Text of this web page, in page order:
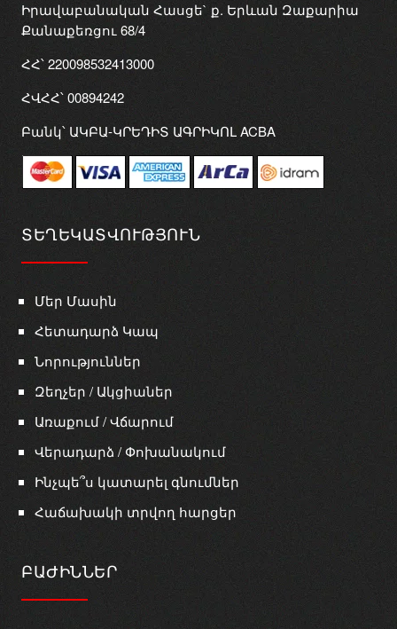
Իրավաբանական Հասցե` ք. Երևան Զաքարիա
Քանաքեռցու 68/4
ՀՀ՝ 220098532413000
ՀՎՀՀ՝ 00894242
Բանկ՝ ԱԿԲԱ-ԿՐԵԴԻՏ ԱԳՐԻԿՈԼ ACBA
ՏԵՂԵԿԱՏՎՈՒԹՅՈՒՆ
Մեր Մասին
Հետադարձ Կապ
Նորություններ
Զեղչեր / Ակցիաներ
Առաքում / Վճարում
Վերադարձ / Փոխանակում
Ինչպե՞ս կատարել գնումներ
Հաճախակի տրվող հարցեր
ԲԱԺԻՆՆԵՐ